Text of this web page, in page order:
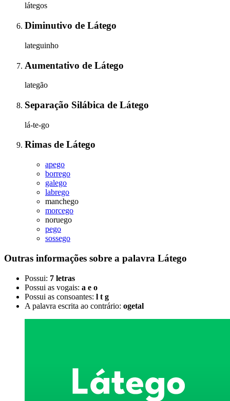
látegos
Diminutivo de Látego
lateguinho
Aumentativo de Látego
lategão
Separação Silábica de Látego
lá-te-go
Rimas de Látego
apego
borrego
galego
labrego
manchego
morcego
noruego
pego
sossego
Outras informações sobre a palavra Látego
Possui: 7 letras
Possui as vogais: a e o
Possui as consoantes: l t g
A palavra escrita ao contrário: ogetal